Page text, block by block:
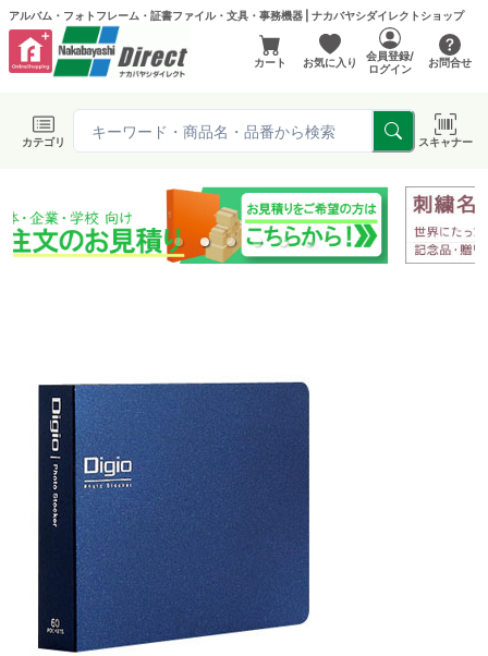
アルバム・フォトフレーム・証書ファイル・文具・事務機器 | ナカバヤシダイレクトショップ
カート お気に入り
会員登録/
ログイン
お問合せ
カテゴリ スキャナー